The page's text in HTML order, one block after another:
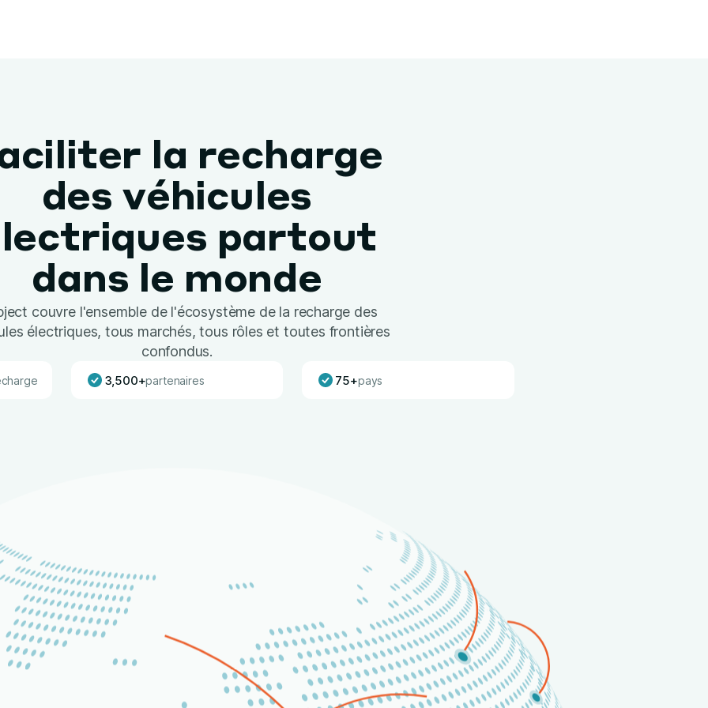
la recharge
des véhicules
partout
dans le monde
couvre l'ensemble de l'écosystème de la recharge des
électriques, tous marchés, tous rôles et toutes frontières
confondus.
3,500+partenaires 75+pays